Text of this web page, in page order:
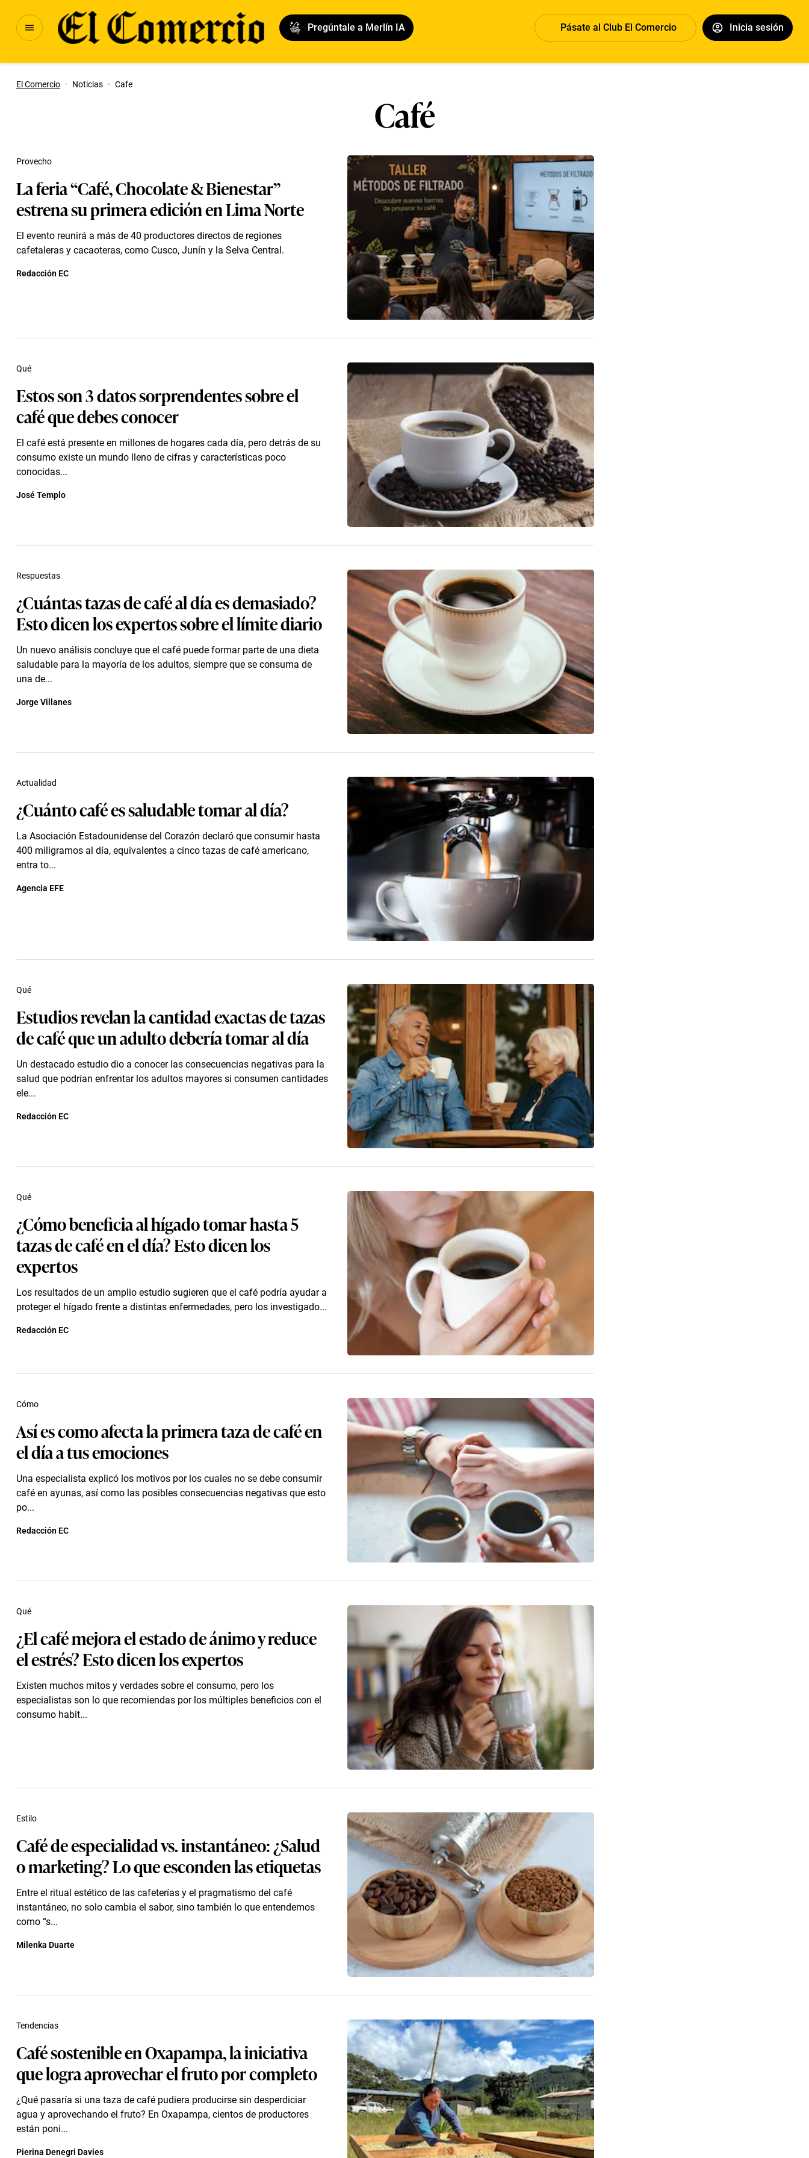
Pregúntale a Merlín IA Pásate al Club El Comercio Inicia sesión
El Comercio · Noticias · Cafe
Café
La feria “Café, Chocolate & Bienestar”
estrena su primera edición en Lima Norte
El evento reunirá a más de 40 productores directos de regiones
cafetaleras y cacaoteras, como Cusco, Junín y la Selva Central.
Provecho
Redacción EC
Estos son 3 datos sorprendentes sobre el
café que debes conocer
El café está presente en millones de hogares cada día, pero detrás de su
consumo existe un mundo lleno de cifras y características poco
conocidas...
Qué
José Templo
¿Cuántas tazas de café al día es demasiado?
Esto dicen los expertos sobre el límite diario
Un nuevo análisis concluye que el café puede formar parte de una dieta
saludable para la mayoría de los adultos, siempre que se consuma de
una de...
Respuestas
Jorge Villanes
¿Cuánto café es saludable tomar al día?
La Asociación Estadounidense del Corazón declaró que consumir hasta
400 miligramos al día, equivalentes a cinco tazas de café americano,
entra to...
Actualidad
Agencia EFE
Estudios revelan la cantidad exactas de tazas
de café que un adulto debería tomar al día
Un destacado estudio dio a conocer las consecuencias negativas para la
salud que podrían enfrentar los adultos mayores si consumen cantidades
ele...
Qué
Redacción EC
¿Cómo beneficia al hígado tomar hasta 5
tazas de café en el día? Esto dicen los
expertos
Los resultados de un amplio estudio sugieren que el café podría ayudar a
proteger el hígado frente a distintas enfermedades, pero los investigado...
Qué
Redacción EC
Así es como afecta la primera taza de café en
el día a tus emociones
Una especialista explicó los motivos por los cuales no se debe consumir
café en ayunas, así como las posibles consecuencias negativas que esto
po...
Cómo
Redacción EC
¿El café mejora el estado de ánimo y reduce
el estrés? Esto dicen los expertos
Existen muchos mitos y verdades sobre el consumo, pero los
especialistas son lo que recomiendas por los múltiples beneficios con el
consumo habit...
Qué
Café de especialidad vs. instantáneo: ¿Salud
o marketing? Lo que esconden las etiquetas
Entre el ritual estético de las cafeterías y el pragmatismo del café
instantáneo, no solo cambia el sabor, sino también lo que entendemos
como “s...
Estilo
Milenka Duarte
Café sostenible en Oxapampa, la iniciativa
que logra aprovechar el fruto por completo
¿Qué pasaría si una taza de café pudiera producirse sin desperdiciar
agua y aprovechando el fruto? En Oxapampa, cientos de productores
están poni...
Tendencias
Pierina Denegri Davies